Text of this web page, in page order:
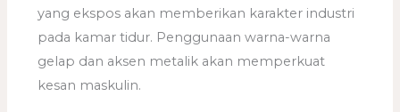
yang ekspos akan memberikan karakter industri
pada kamar tidur. Penggunaan warna-warna
gelap dan aksen metalik akan memperkuat
kesan maskulin.